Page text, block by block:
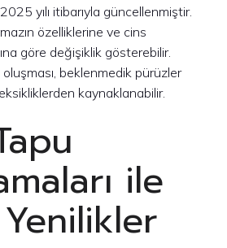
yılı itibarıyla güncellenmiştir.
özelliklerine ve cins
göre değişiklik gösterebilir.
beklenmedik pürüzler
kaynaklanabilir.
ile